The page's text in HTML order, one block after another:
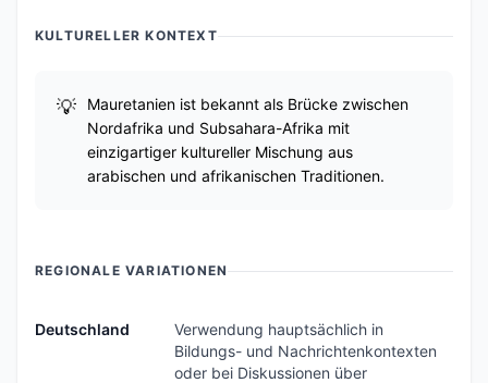
KULTURELLER KONTEXT
Mauretanien ist bekannt als Brücke zwischen
Nordafrika und Subsahara-Afrika mit
einzigartiger kultureller Mischung aus
arabischen und afrikanischen Traditionen.
REGIONALE VARIATIONEN
Deutschland
Verwendung hauptsächlich in
Bildungs- und Nachrichtenkontexten
oder bei Diskussionen über